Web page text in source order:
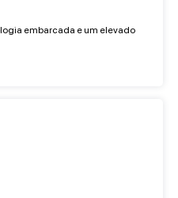
embarcada e um elevado